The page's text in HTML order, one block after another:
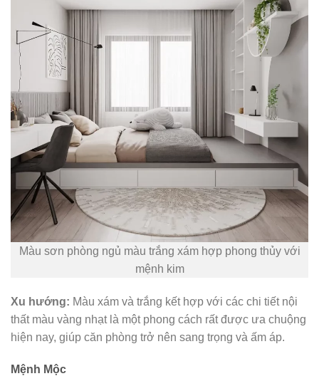
Màu sơn phòng ngủ màu trắng xám hợp phong thủy với
mệnh kim
Xu hướng: Màu xám và trắng kết hợp với các chi tiết nội
thất màu vàng nhạt là một phong cách rất được ưa chuộng
hiện nay, giúp căn phòng trở nên sang trọng và ấm áp.
Mệnh Mộc